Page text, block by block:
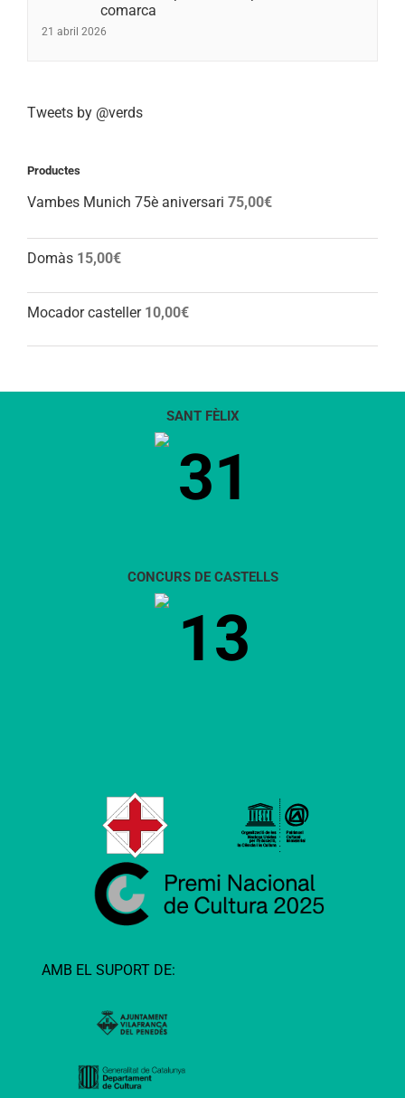
comarca
21 abril 2026
Tweets by @verds
Productes
Vambes Munich 75è aniversari 75,00€
Domàs 15,00€
Mocador casteller 10,00€
SANT FÈLIX
31
CONCURS DE CASTELLS
13
AMB EL SUPORT DE: